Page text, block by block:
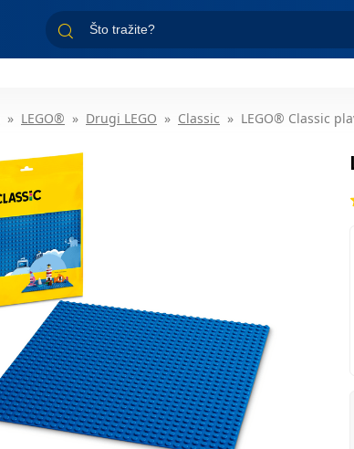
LEGO® Drugi LEGO Classic LEGO® Classic